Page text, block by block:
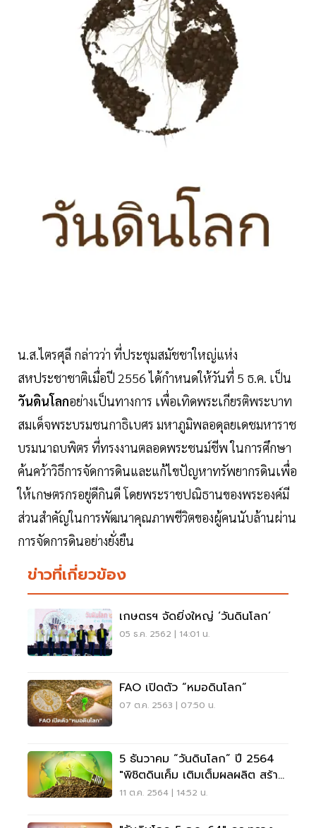
น.ส.ไตรศุลี กล่าวว่า ที่ประชุมสมัชชาใหญ่แห่ง
สหประชาชาติเมื่อปี 2556 ได้กำหนดให้วันที่ 5 ธ.ค. เป็น
วันดินโลกอย่างเป็นทางการ เพื่อเทิดพระเกียรติพระบาท
สมเด็จพระบรมชนกาธิเบศร มหาภูมิพลอดุลยเดชมหาราช
บรมนาถบพิตร ที่ทรงงานตลอดพระชนม์ชีพ ในการศึกษา
ค้นคว้าวิธีการจัดการดินและแก้ไขปัญหาทรัพยากรดินเพื่อ
ให้เกษตรกรอยู่ดีกินดี โดยพระราชปณิธานของพระองค์มี
ส่วนสำคัญในการพัฒนาคุณภาพชีวิตของผู้คนนับล้านผ่าน
การจัดการดินอย่างยั่งยืน
ข่าวที่เกี่ยวข้อง
เกษตรฯ จัดยิ่งใหญ่ ‘วันดินโลก’
05 ธ.ค. 2562 | 14:01 น.
FAO เปิดตัว “หมอดินโลก”
07 ต.ค. 2563 | 07:50 น.
5 ธันวาคม “วันดินโลก” ปี 2564
"พิชิตดินเค็ม เติมเต็มผลผลิต สร้าง
ชีวิตเกษตรกร”
11 ต.ค. 2564 | 14:52 น.